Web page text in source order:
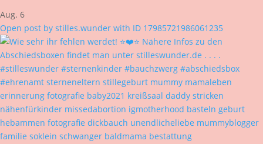
Aug. 6
Open post by stilles.wunder with ID 17985721986061235